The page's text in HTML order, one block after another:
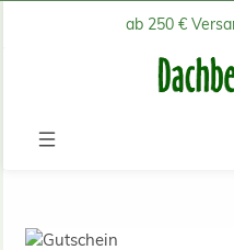
Zum Hauptinhalt springen
ab 250 €
Bildergalerie überspringen